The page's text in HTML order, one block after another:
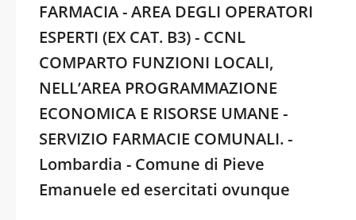
FARMACIA - AREA DEGLI OPERATORI
ESPERTI (EX CAT. B3) - CCNL
COMPARTO FUNZIONI LOCALI,
NELL’AREA PROGRAMMAZIONE
ECONOMICA E RISORSE UMANE -
SERVIZIO FARMACIE COMUNALI. -
Lombardia - Comune di Pieve
Emanuele ed esercitati ovunque